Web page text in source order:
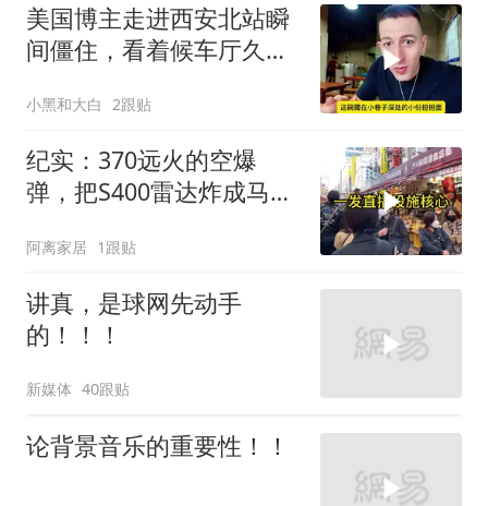
美国博主走进西安北站瞬
间僵住，看着候车厅久久
小黑和大白 2跟贴
纪实：370远火的空爆
弹，把S400雷达炸成马蜂
了
阿离家居 1跟贴
讲真，是球网先动手
的！！！
新媒体 40跟贴
论背景音乐的重要性！！